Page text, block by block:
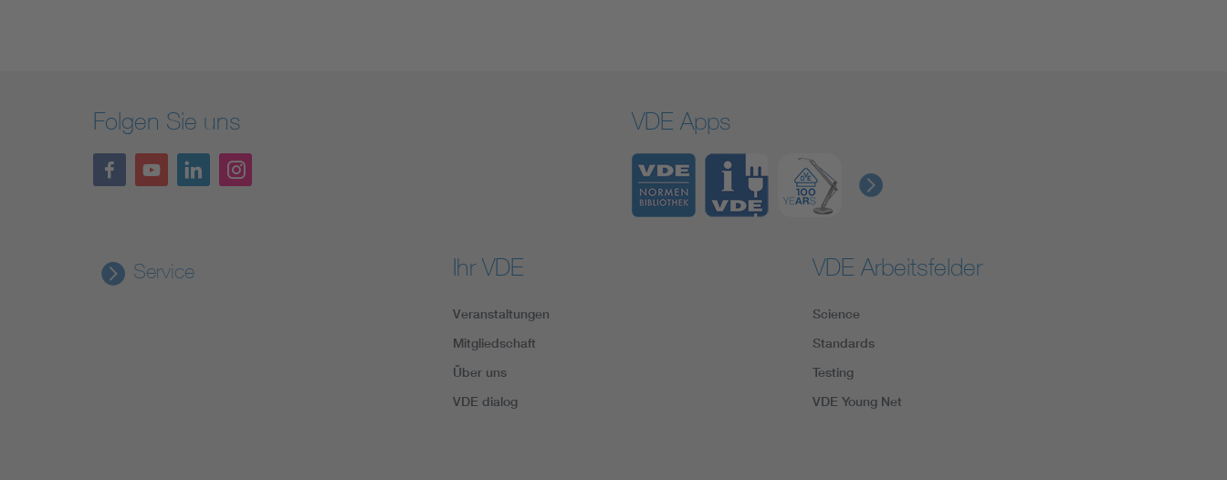
Folgen Sie uns VDE Apps
Service Ihr VDE
Veranstaltungen
Mitgliedschaft
Über uns
VDE dialog
VDE Arbeitsfelder
Science
Standards
Testing
VDE Young Net